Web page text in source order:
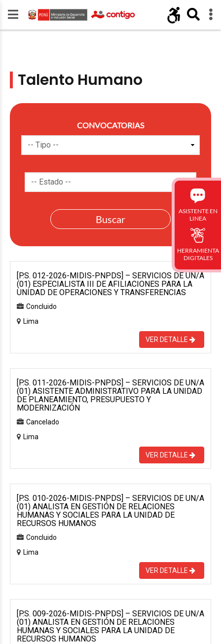
Talento Humano
CONVOCATORIAS
[P.S. 012-2026-MIDIS-PNPDS] – SERVICIOS DE UN/A
(01) ESPECIALISTA III DE AFILIACIONES PARA LA
UNIDAD DE OPERACIONES Y TRANSFERENCIAS
Concluido
Lima
VER DETALLE
[P.S. 011-2026-MIDIS-PNPDS] – SERVICIOS DE UN/A
(01) ASISTENTE ADMINISTRATIVO PARA LA UNIDAD
DE PLANEAMIENTO, PRESUPUESTO Y
MODERNIZACIÓN
Cancelado
Lima
VER DETALLE
[P.S. 010-2026-MIDIS-PNPDS] – SERVICIOS DE UN/A
(01) ANALISTA EN GESTIÓN DE RELACIONES
HUMANAS Y SOCIALES PARA LA UNIDAD DE
RECURSOS HUMANOS
Concluido
Lima
VER DETALLE
[P.S. 009-2026-MIDIS-PNPDS] – SERVICIOS DE UN/A
(01) ANALISTA EN GESTIÓN DE RELACIONES
HUMANAS Y SOCIALES PARA LA UNIDAD DE
RECURSOS HUMANOS
ASISTENTE EN
LINEA
HERRAMIENTA
DIGITALES